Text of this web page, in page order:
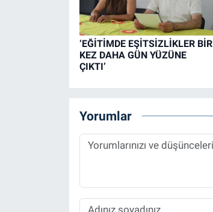
‘EĞİTİMDE EŞİTSİZLİKLER BİR
KEZ DAHA GÜN YÜZÜNE
ÇIKTI’
Yorumlar